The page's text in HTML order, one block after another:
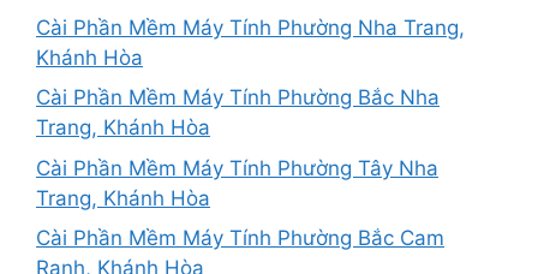
Cài Phần Mềm Máy Tính Phường Nha Trang,
Khánh Hòa
Cài Phần Mềm Máy Tính Phường Bắc Nha
Trang, Khánh Hòa
Cài Phần Mềm Máy Tính Phường Tây Nha
Trang, Khánh Hòa
Cài Phần Mềm Máy Tính Phường Bắc Cam
Ranh, Khánh Hòa